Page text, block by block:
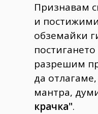
Признавам
и
обземайки
разрешим
да
мантра,
крачка".